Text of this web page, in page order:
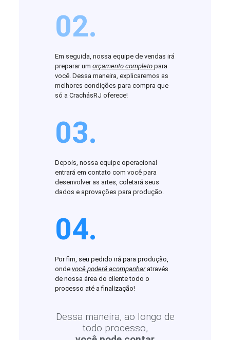
02.
Em seguida, nossa equipe de vendas irá
preparar umorçamento completopara
você. Dessa maneira, explicaremos as
melhores condições para compra que
só a CrachásRJ oferece!
03.
Depois, nossa equipe operacional
entrará em contato com você para
desenvolver as artes, coletará seus
dados e aprovações para produção.
04.
Por fim, seu pedido irá para produção,
ondevocê poderá acompanharatravés
de nossa área do cliente todo o
processo até a finalização!
Dessa maneira, ao longo de
todo processo,